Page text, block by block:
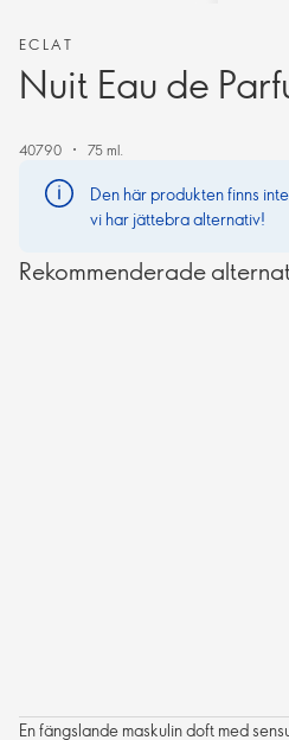
ECLAT
Nuit Eau de
40790 75 ml.
Den här produkten finns
vi har jättebra alternativ!
Rekommenderade
En fängslande maskulin doft med